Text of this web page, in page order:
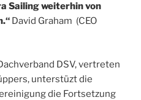
Sailing weiterhin von
David Graham (CEO
DSV, vertreten
unterstüzt die
die Fortsetzung